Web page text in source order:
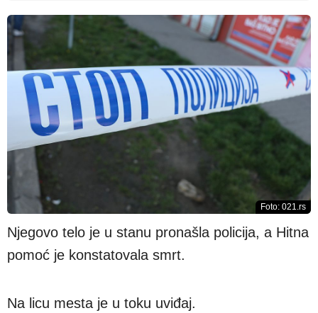
Foto: 021.rs
Njegovo telo je u stanu pronašla policija, a Hitna
pomoć je konstatovala smrt.
Na licu mesta je u toku uviđaj.